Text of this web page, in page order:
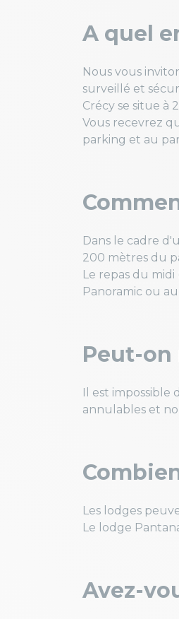
A quel
Nous vous
surveillé et
Crécy se situe à
Vous recevrez
parking et au
Dans le cadre
200 mètres du
Le repas du
Panoramic ou
Peut-on
Il est impossible
annulables et
Les lodges
Le lodge
Avez-